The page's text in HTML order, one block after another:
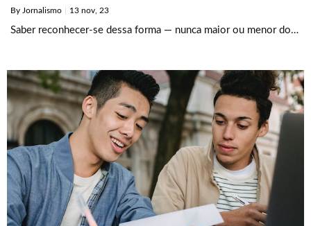
By Jornalismo 13 nov, 23
Saber reconhecer-se dessa forma — nunca maior ou menor do…